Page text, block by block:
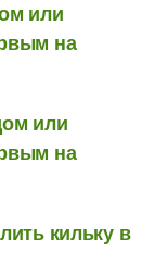
или
на
или
на
кильку в